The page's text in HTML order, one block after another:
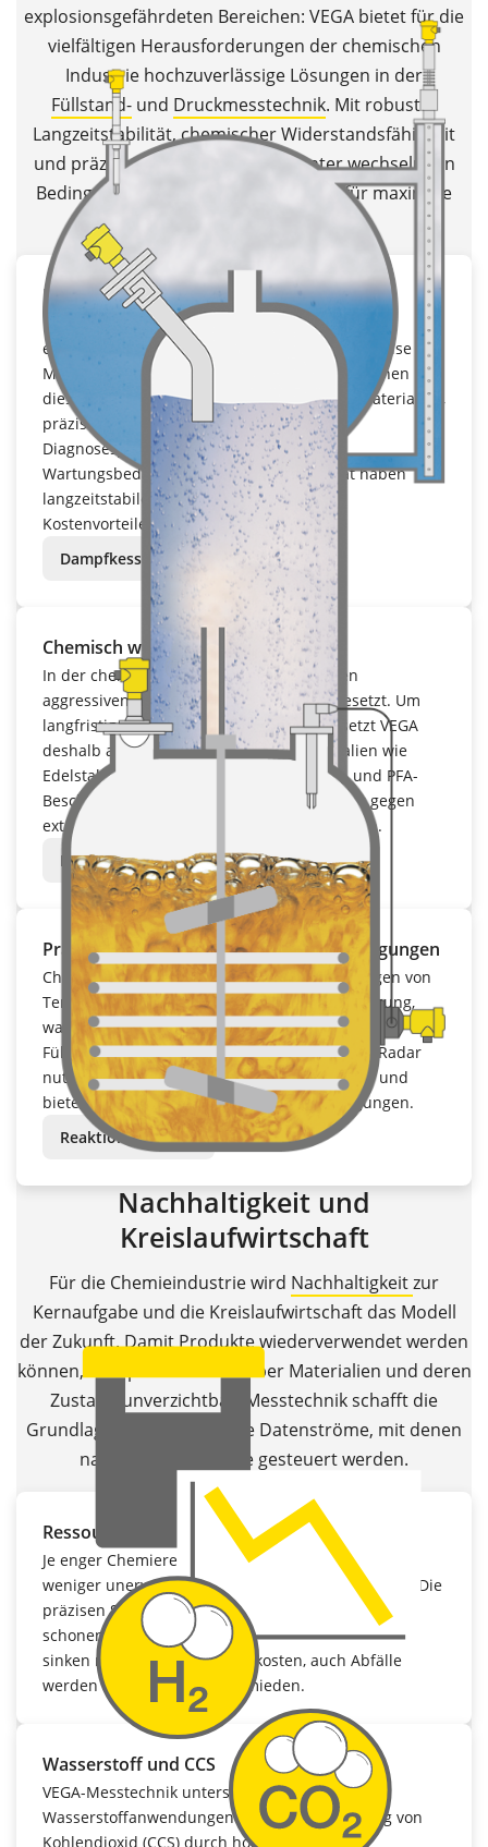
explosionsgefährdeten Bereichen: VEGA bietet für die
vielfältigen Herausforderungen der chemischen
Industrie hochzuverlässige Lösungen in der
Füllstand-und Druckmesstechnik. Mit robuster
Langzeitstabilität, chemischer Widerstandsfähigkeit
und präzisen Messungen selbst unter wechselnden
Bedingungen sorgen
VEGA-Sensorenfür maximale
Langzeitstabilität
In Chemieanlagen müssen Sensoren auch unter
extremen Bedingungen über Jahre hinweg präzise
Messergebnisse liefern. VEGA-Sensoren erreichen
diese Langzeitstabilität durch hochwertige Materialien,
präzise Bauteile und selbstüberwachende
Diagnosesysteme. Durch den geringeren
Wartungsbedarf und die Kalibrierstabilität haben
langzeitstabile Sensoren im Betrieb klare
Kostenvorteile.
Dampfkessel
Chemisch widerstandsfähig
In der chemischen Industrie sind Sensoren
aggressiven und korrosiven Medien ausgesetzt. Um
langfristig präzise Ergebnisse zu liefern, setzt VEGA
deshalb auf chemisch beständige Materialien wie
Edelstahl, Hastelloy und Titan sowie PTFE- und PFA-
Beschichtungen. Diese schützen zuverlässig gegen
extreme Chemikalien, wie Säuren und Laugen.
Harnstoffreaktor
Präzise bei schwankenden Prozessbedingungen
Chemische Prozesse unterliegen Schwankungen von
Temperatur, Druck und Medienzusammensetzung,
was präzise Messungen erschwert. VEGA-
Füllstandsensoren mit Radar oder geführtem Radar
nutzen Temperatur- und Druckkompensation und
bieten Prozesssicherheit unter allen Bedingungen.
Reaktionsbehälter
Nachhaltigkeit und
Kreislaufwirtschaft
Für die Chemieindustrie wird Nachhaltigkeitzur
Kernaufgabe und die Kreislaufwirtschaft das Modell
der Zukunft. Damit Produkte wiederverwendet werden
können, sind präzise Daten über Materialien und deren
Zustand unverzichtbar. Messtechnik schafft die
Grundlage für transparente Datenströme, mit denen
nachhaltige Prozesse gesteuert werden.
Ressourcenschonung und Abfallreduktion
Je enger Chemiereaktionen geführt werden, desto
weniger unerwünschte Nebenprodukte entstehen. Die
präzisen Sensoren von VEGA helfen Ressourcen zu
schonen und den Energieeinsatz zu minimieren. So
sinken nicht nur die Betriebskosten, auch Abfälle
werden auf diese Weise vermieden.
Wasserstoff und CCS
VEGA-Messtechnik unterstützt
Wasserstoffanwendungen und die Speicherung von
Kohlendioxid (CCS) durch hochpräzise und